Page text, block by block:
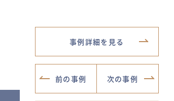
事例詳細を見る
前の事例 次の事例